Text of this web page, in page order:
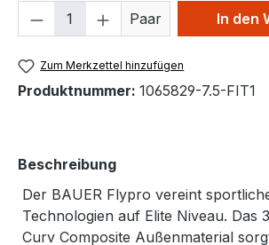
Produkt Anzahl: Gib den
Paar In den
Zum Merkzettel hinzufügen
Produktnummer: 1065829-7.5-FIT1
Beschreibung
Der BAUER Flypro vereint
Technologien auf Elite Niveau. Das
Curv Composite Außenmaterial